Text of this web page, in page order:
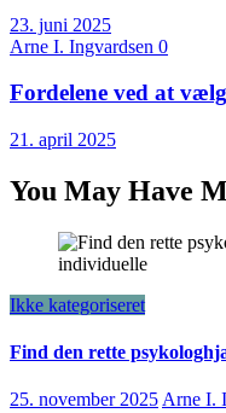
23. juni 2025
Arne I. Ingvardsen 0
Fordelene ved at
21. april 2025
You May Have
Ikke kategoriseret
Find den rette
25. november 2025Arne I.